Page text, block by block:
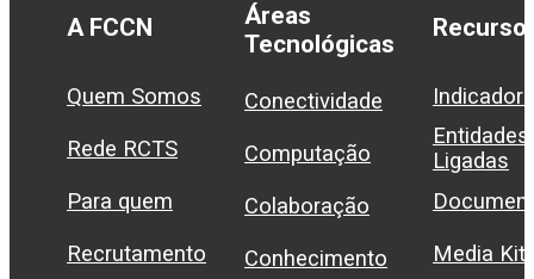
A FCCN
Quem Somos
Rede RCTS
Para quem
Recrutamento
Áreas
Tecnológicas
Conectividade
Computação
Colaboração
Conhecimento
Entidades
Ligadas
Media Kit